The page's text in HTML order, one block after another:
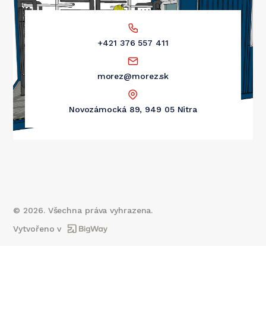
+421 376 557 411
morez@morez.sk
Novozámocká 89, 949 05 Nitra
© 2026. Všechna práva vyhrazena.
Vytvořeno v